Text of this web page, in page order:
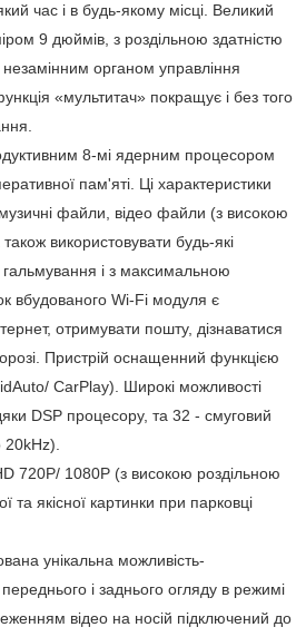
час і в будь-якому місці. Великий
9 дюймів, з роздільною здатністю
незамінним органом управління
«мультитач» покращує і без того
8-мі ядерним процесором
пам'яті. Ці характеристики
файли, відео файли (з високою
використовувати будь-які
гальмування і з максимальною
вбудованого Wi-Fi модуля є
отримувати пошту, дізнаватися
Пристрій оснащенний функцією
CarPlay). Широкі можливості
DSP процесору, та 32 - смуговий
720P/ 1080P (з високою роздільною
та якісної картинки при парковці
унікальна можливість-
і заднього огляду в режимі
відео на носій підключений до